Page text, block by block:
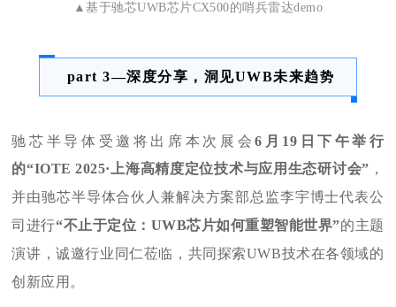
▲基于驰芯UWB芯片CX500的哨兵雷达demo
part 3—深度分享，洞见UWB未来趋势
驰芯半导体受邀将出席本次展会6月19日下午举行
的“IOTE 2025·上海高精度定位技术与应用生态研讨会” ，
并由驰芯半导体合伙人兼解决方案部总监李宇博士代表公
司进行“不止于定位：UWB芯片如何重塑智能世界”的主题
演讲，诚邀行业同仁莅临 ， 共同探索UWB技术在各领域的
创新应用。‍